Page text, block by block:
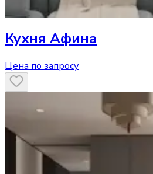
Кухня Афина
Цена по запросу